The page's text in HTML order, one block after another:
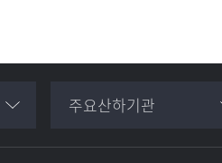
주요산하기관